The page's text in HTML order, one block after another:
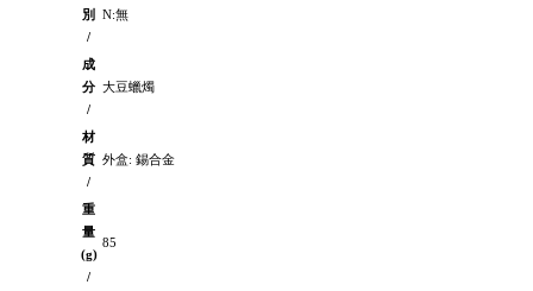
別
/
N:無
成
分
/
大豆蠟燭
材
質
/
外盒: 錫合金
重
量
(g)
/
85